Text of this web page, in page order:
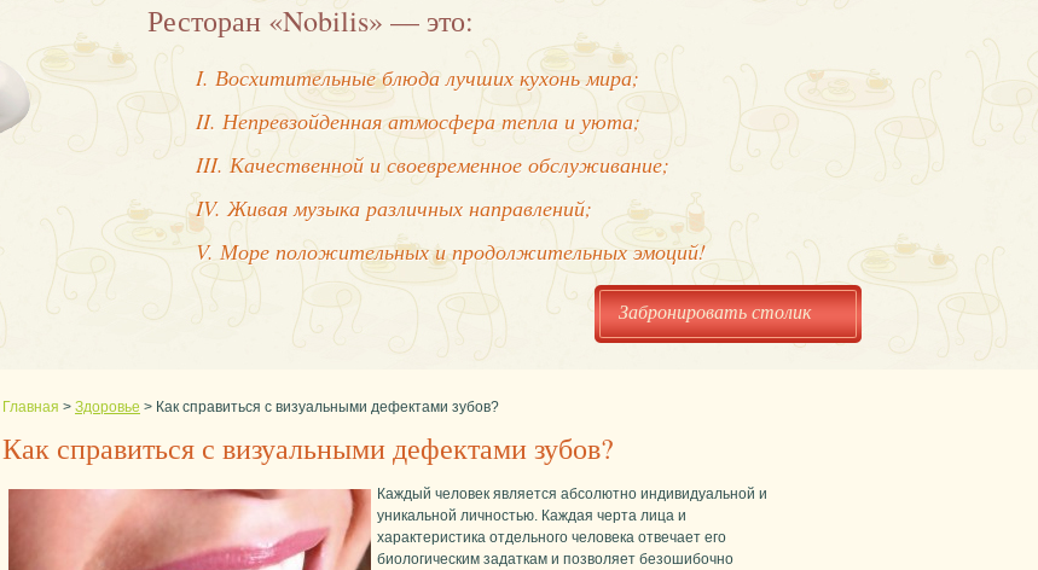
Ресторан «Nobilis» — это:
I. Восхитительные блюда лучших кухонь мира;
II. Непревзойденная атмосфера тепла и уюта;
III. Качественной и своевременное обслуживание;
IV. Живая музыка различных направлений;
V. Море положительных и продолжительных эмоций!
Забронировать столик
Главная > Здоровье > Как справиться с визуальными дефектами зубов?
Как справиться с визуальными дефектами зубов?
Каждый человек является абсолютно индивидуальной и
уникальной личностью. Каждая черта лица и
характеристика отдельного человека отвечает его
биологическим задаткам и позволяет безошибочно